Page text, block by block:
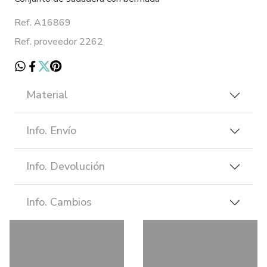
Ref. A16869
Ref. proveedor 2262
Material
Info. Envío
Info. Devolución
Info. Cambios